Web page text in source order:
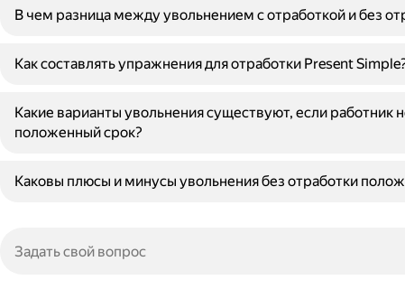
В чем разница между увольнением с отработкой и без
Как составлять упражнения для отработки Present
Какие варианты увольнения существуют, если работник
положенный срок?
Каковы плюсы и минусы увольнения без отработки